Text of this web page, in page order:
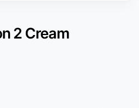
2 Cream